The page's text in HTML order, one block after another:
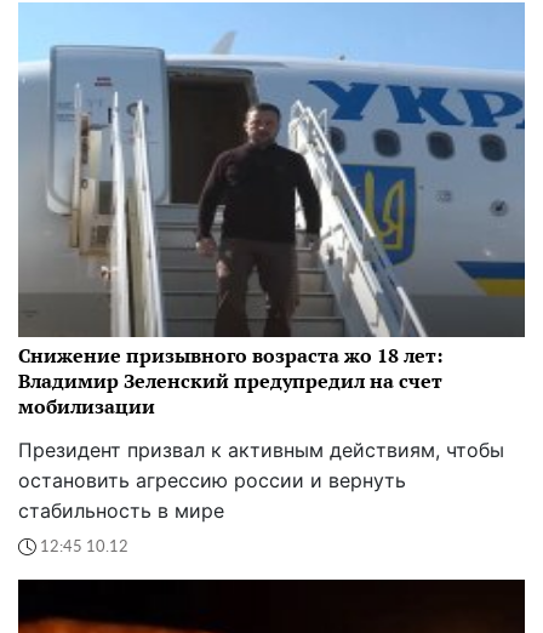
Снижение призывного возраста жо 18 лет:
Владимир Зеленский предупредил на счет
мобилизации
Президент призвал к активным действиям, чтобы
остановить агрессию россии и вернуть
стабильность в мире
12:45 10.12